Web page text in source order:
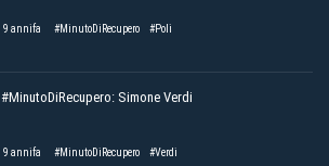
9 annifa #MinutoDiRecupero #Poli
#MinutoDiRecupero: Simone Verdi
9 annifa #MinutoDiRecupero #Verdi